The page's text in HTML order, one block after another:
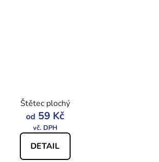
Štětec plochý
od 59 Kč
DETAIL